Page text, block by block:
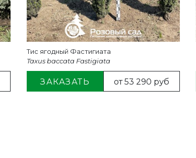
Тис ягодный Фастигиата
Taxus baccata Fastigiata
ЗАКАЗАТЬ от 53 290 руб